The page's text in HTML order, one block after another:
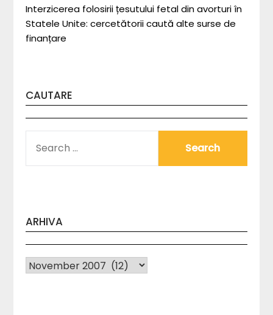
Interzicerea folosirii țesutului fetal din avorturi în
Statele Unite: cercetătorii caută alte surse de
finanțare
CAUTARE
FOR:
ARHIVA
Arhiva